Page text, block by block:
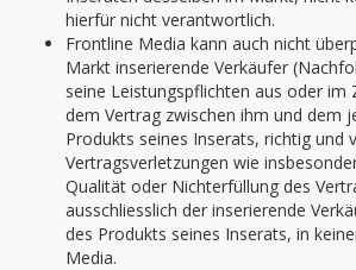
hierfür nicht verantwortlich.
Frontline Media kann auch nicht
Markt inserierende Verkäufer
seine Leistungspflichten aus oder im
dem Vertrag zwischen ihm und dem
Produkts seines Inserats, richtig und
Vertragsverletzungen wie
Qualität oder Nichterfüllung des
ausschliesslich der inserierende
des Produkts seines Inserats, in
Media.